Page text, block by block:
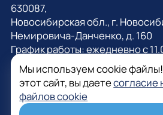
630087,
Новосибирская обл., г.
Немировича-Данченко, д. 160
График работы: ежедневно с
Мы используем cookie
этот сайт, вы даетесогласие
файлов cookie